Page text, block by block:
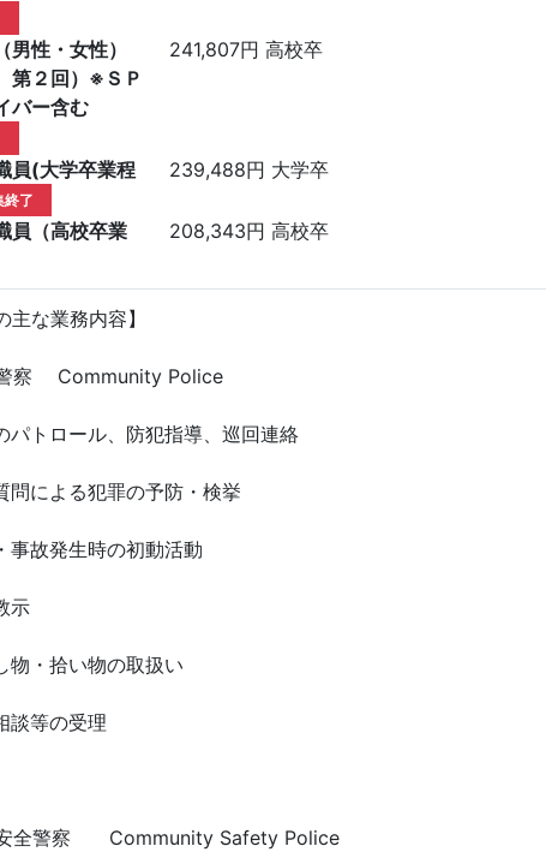
男性・女性）
第２回）※ＳＰ
バー含む
241,807円 高校卒
員(大学卒業程
終了
239,488円 大学卒
員（高校卒業
208,343円 高校卒
主な業務内容】
察 Community Police
トロール、防犯指導、巡回連絡
による犯罪の予防・検挙
故発生時の初動活動
示
・拾い物の取扱い
等の受理
警察 Community Safety Police